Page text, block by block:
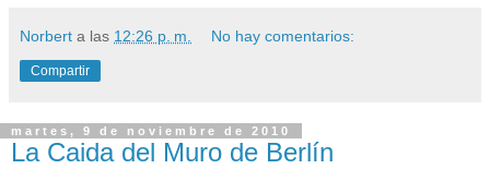
Norbert a las 12:26 p. m. No hay comentarios:
Compartir
martes, 9 de noviembre de 2010
La Caida del Muro de Berlín